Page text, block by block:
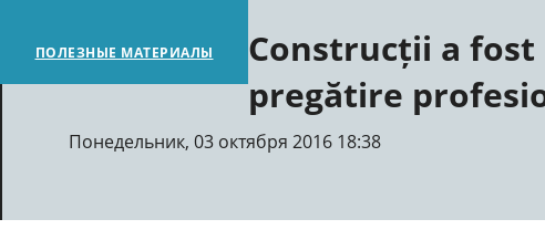
ПОЛЕЗНЫЕ МАТЕРИАЛЫ
Construcții a
pregătire
Понедельник, 03 октября 2016 18:38